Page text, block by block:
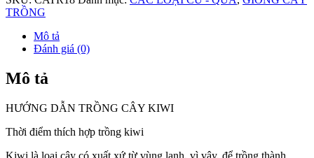
số
lượng
TRỒNG
Mô tả
Đánh giá (0)
Mô tả
HƯỚNG DẪN TRỒNG CÂY KIWI
Thời điểm thích hợp trồng kiwi
Kiwi là loại cây có xuất xứ từ vùng lạnh, vì vậy, để trồng thành